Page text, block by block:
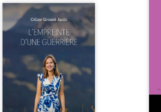
Que reste-t-il de l’enfance
lorsque la maladie impose ses
propres règles ? L’empreinte
d’une guerrière livre, sans
détour, le récit d’un quotidien
bouleversé par la maladie
chronique, l’errance médicale
et de longues hospitalisations.
L’auteure y raconte ce que les
dossiers médicaux taisent : la
peur, l’isolement, l’épuisement
et le sentiment de ne pas ...
La